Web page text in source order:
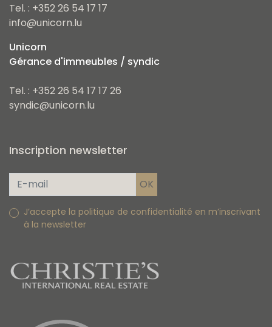
Tel. : +352 26 54 17 17
info@unicorn.lu
Unicorn
Gérance d'immeubles / syndic
Tel. : +352 26 54 17 17 26
syndic@unicorn.lu
Inscription newsletter
J’accepte la politique de confidentialité en m’inscrivant
à la newsletter